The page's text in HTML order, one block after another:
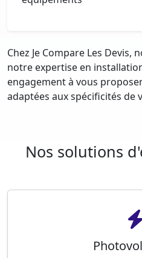
Chez Je Compare Les
notre expertise en
engagement à vous
adaptées aux spécificités de
Nos solutions